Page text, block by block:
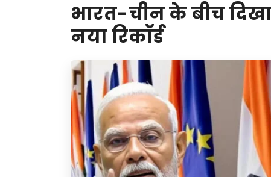
भारत-चीन के बीच
नया रिकॉर्ड